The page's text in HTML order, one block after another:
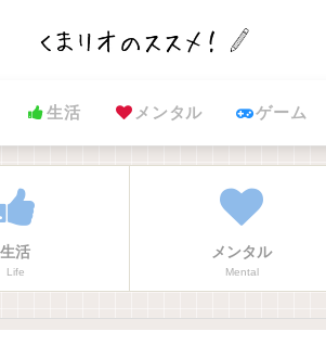
生活 メンタル ゲーム
生活
Life
メンタル
Mental